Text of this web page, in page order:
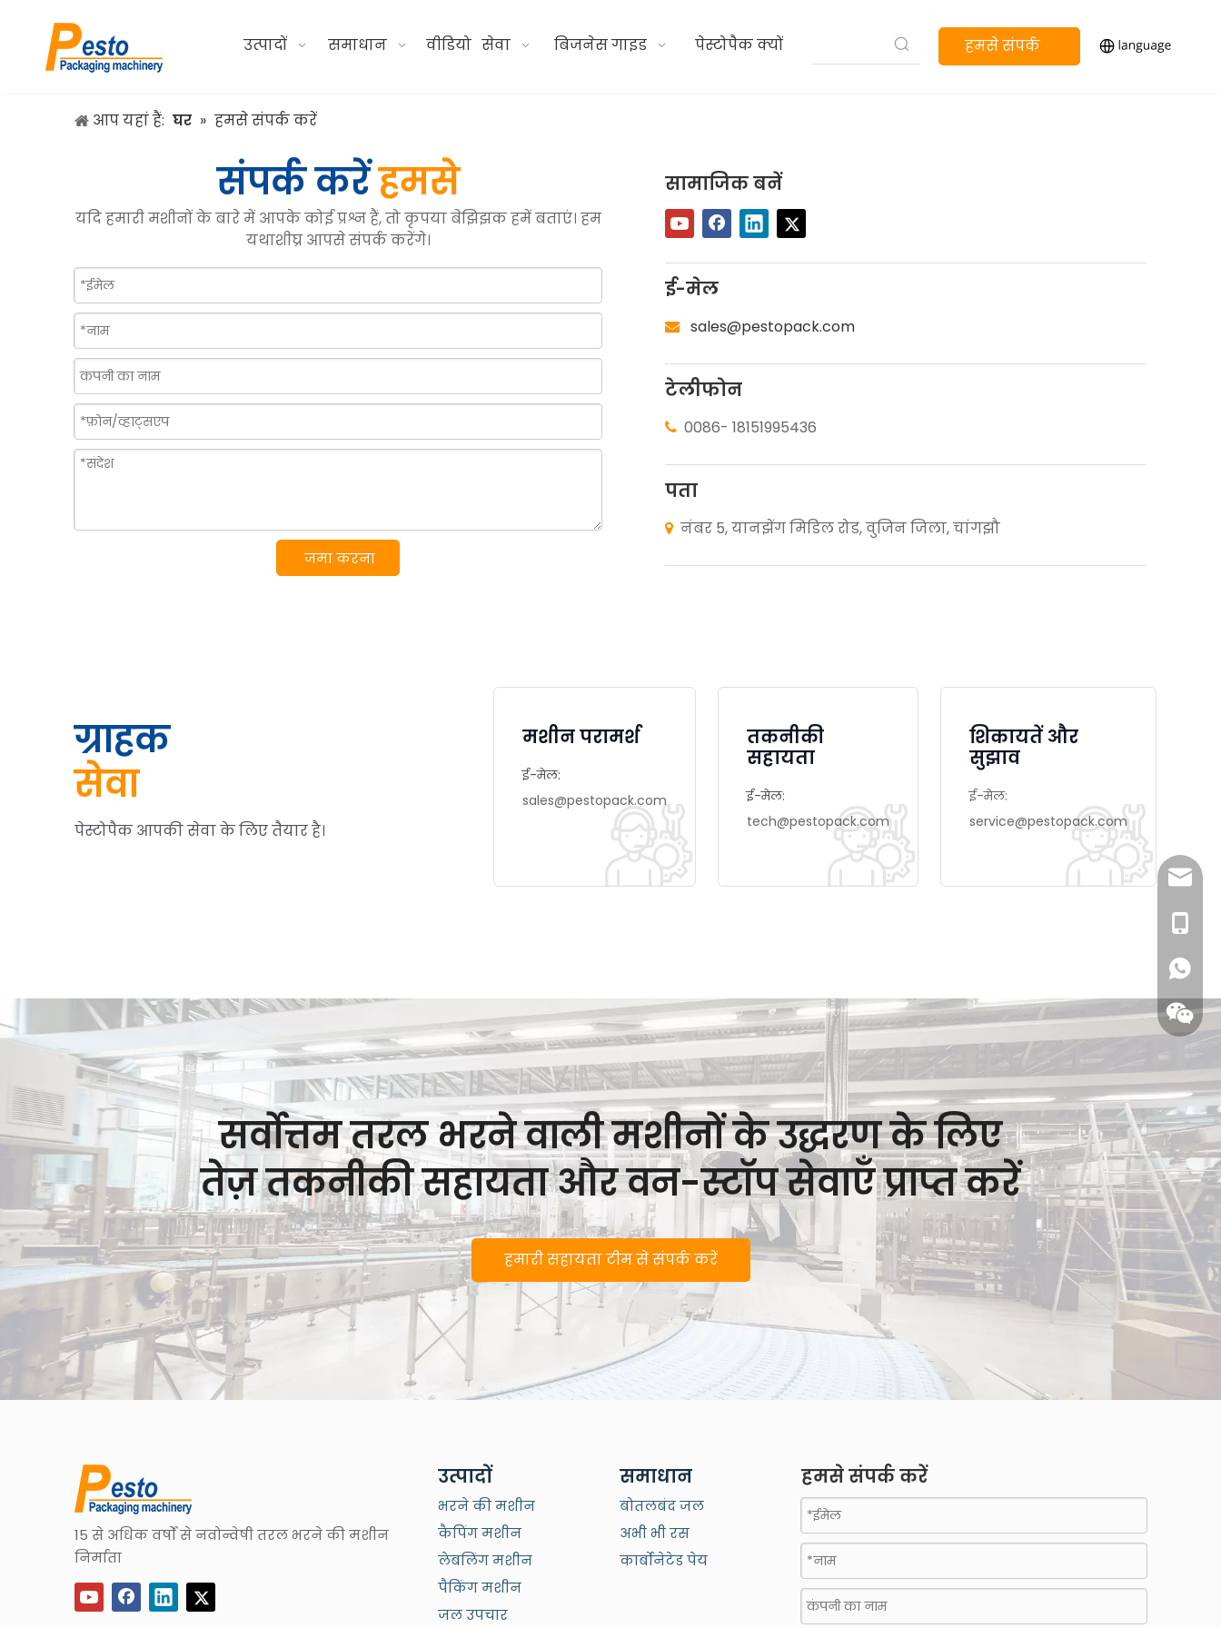
उत्पादों समाधान वीडियो सेवा बिजनेस गाइड पेस्टोपैक क्यों
हमसे संपर्क
आप यहां हैं: घर » हमसे संपर्क करें
संपर्क करेंहमसे
यदि हमारी मशीनों के बारे में आपके कोई प्रश्न हैं, तो कृपया बेझिझक हमें बताएं। हम
यथाशीघ्र आपसे संपर्क करेंगे।
जमा करना
सामाजिक बनें
ई-मेल
 sales@pestopack.com
टेलीफोन
 0086- 18151995436
पता
 नंबर 5, यानझेंग मिडिल रोड, वुजिन जिला, चांगझौ
ग्राहक
सेवा
पेस्टोपैक आपकी सेवा के लिए तैयार है।
मशीन परामर्श
ई-मेल:
sales@pestopack.com
तकनीकी
सहायता
ई-मेल:
tech@pestopack.com
शिकायतें और
सुझाव
ई-मेल:
service@pestopack.com
सर्वोत्तम तरल भरने वाली मशीनों के उद्धरण के लिए
तेज़ तकनीकी सहायता और वन-स्टॉप सेवाएँ प्राप्त करें
हमारी सहायता टीम से संपर्क करें
15 से अधिक वर्षों से नवोन्वेषी तरल भरने की मशीन
निर्माता
उत्पादों
भरने की मशीन
कैपिंग मशीन
लेबलिंग मशीन
पैकिंग मशीन
जल उपचार
समाधान
बोतलबंद जल
अभी भी रस
कार्बोनेटेड पेय
हमसे संपर्क करें